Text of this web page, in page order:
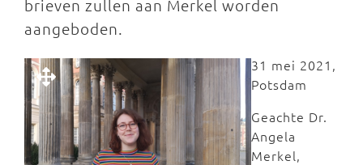
brieven zullen aan Merkel worden
aangeboden.
31 mei 2021,
Potsdam
Geachte Dr.
Angela
Merkel,